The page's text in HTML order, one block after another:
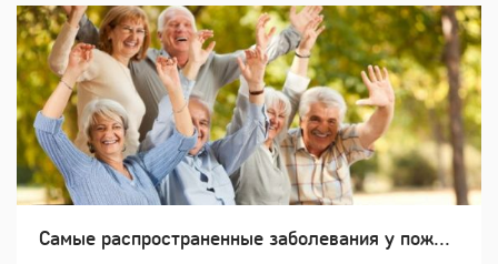
Самые распространенные заболевания у пож...